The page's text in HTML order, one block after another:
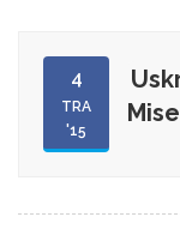
4
TRA
'15